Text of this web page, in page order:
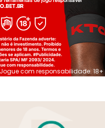
Jogue com responsabilidade. 18+